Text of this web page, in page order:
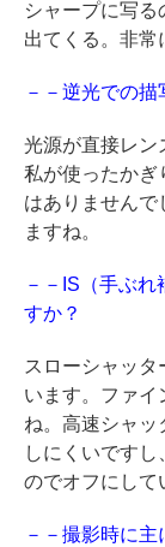
シャープに写
出てくる。非常
－－逆光での
光源が直接レン
私が使ったかぎ
はありませんで
ますね。
－－IS（手ぶれ
すか？
スローシャッ
います。ファイ
ね。高速シャッ
しにくいです
のでオフにして
－－撮影時に